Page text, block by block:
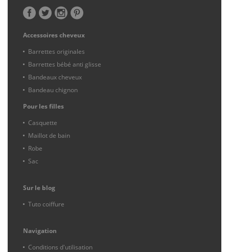
Accessoires cheveux
Barrettes originales
Barrettes bébé anti glisse
Bandeaux cheveux
Bandeau chignon
Pour les filles
Casquette
Maillot de bain
Robe
Sac
Sur le blog
Tuto coiffure
Navigation
Conditions d'utilisation